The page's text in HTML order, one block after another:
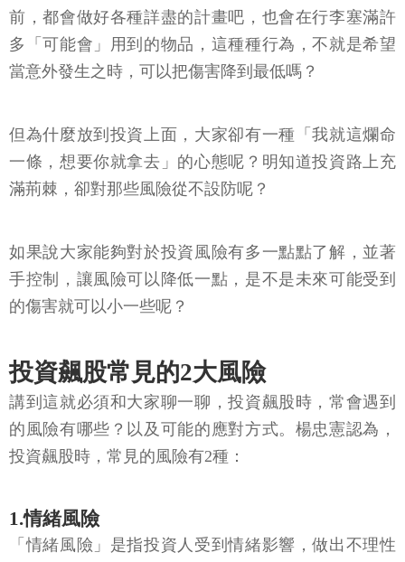
前，都會做好各種詳盡的計畫吧，也會在行李塞滿許
多「可能會」用到的物品，這種種行為，不就是希望
當意外發生之時，可以把傷害降到最低嗎？
但為什麼放到投資上面，大家卻有一種「我就這爛命
一條，想要你就拿去」的心態呢？明知道投資路上充
滿荊棘，卻對那些風險從不設防呢？
如果說大家能夠對於投資風險有多一點點了解，並著
手控制，讓風險可以降低一點，是不是未來可能受到
的傷害就可以小一些呢？
投資飆股常見的2大風險
講到這就必須和大家聊一聊，投資飆股時，常會遇到
的風險有哪些？以及可能的應對方式。楊忠憲認為，
投資飆股時，常見的風險有2種：
1.情緒風險
「情緒風險」是指投資人受到情緒影響，做出不理性